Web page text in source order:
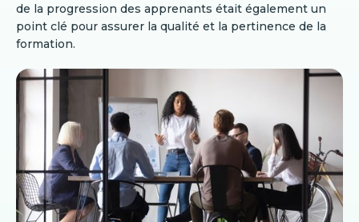
de la progression des apprenants était également un
point clé pour assurer la qualité et la pertinence de la
formation.